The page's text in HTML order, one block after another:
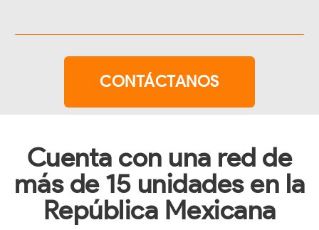
CONTÁCTANOS
Cuenta con una red de
más de 15 unidades en la
República Mexicana